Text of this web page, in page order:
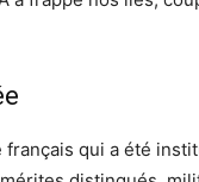
français qui a été